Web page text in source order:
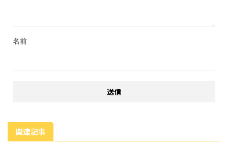
名前
関連記事